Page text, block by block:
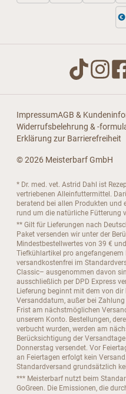
ImpressumAGB &
Widerrufsbelehrung & -
Erklärung zur Barrierefreiheit
© 2026 Meisterbarf GmbH
* Dr. med. vet. Astrid Dahl ist
vertriebenen Alleinfuttermittel.
beratend bei allen Produkten und
rund um die natürliche Fütterung
** Gilt für Lieferungen nach
Paket versenden wir unter der
Mindestbestellwertes von 39 €
Tiefkühlartikel pro
versandkostenfrei im
Classic– ausgenommen davon
ausschließlich per DPD Express
Lieferung beginnt mit dem von dir
Versanddatum, außer bei
Frist am nächstmöglichen
unserem Konto. Bestellungen,
verbucht wurden, werden am
Berücksichtigung der
Donnerstag versendet. Vor
an Feiertagen erfolgt kein
Standardversand grundsätzlich
*** Meisterbarf nutzt beim
GoGreen. Die Emissionen, die